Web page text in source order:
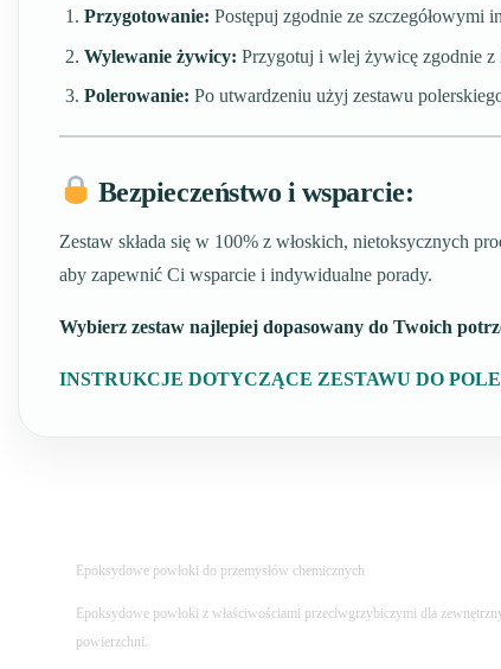
Przygotowanie: Postępuj zgodnie ze szczegółowymi
Wylewanie żywicy: Przygotuj i wlej żywicę zgodnie z
Polerowanie: Po utwardzeniu użyj zestawu
Bezpieczeństwo i wsparcie:
Zestaw składa się w 100% z włoskich, nietoksycznych
aby zapewnić Ci wsparcie i indywidualne porady.
Wybierz zestaw najlepiej dopasowany do Twoich
INSTRUKCJE DOTYCZĄCE ZESTAWU DO
Epoksydowe powłoki do przemysłów chemicznych
Epoksydowe powłoki z właściwościami przeciwgrzybiczymi dla
powierzchni.